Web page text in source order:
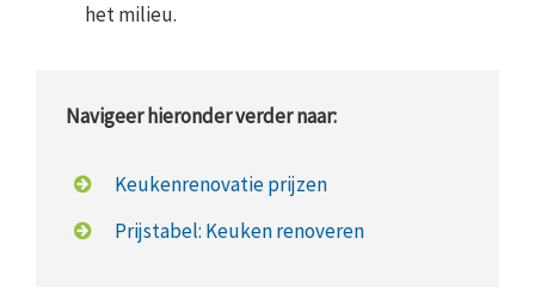
het milieu.
Navigeer hieronder verder naar:
Keukenrenovatie prijzen
Prijstabel: Keuken renoveren